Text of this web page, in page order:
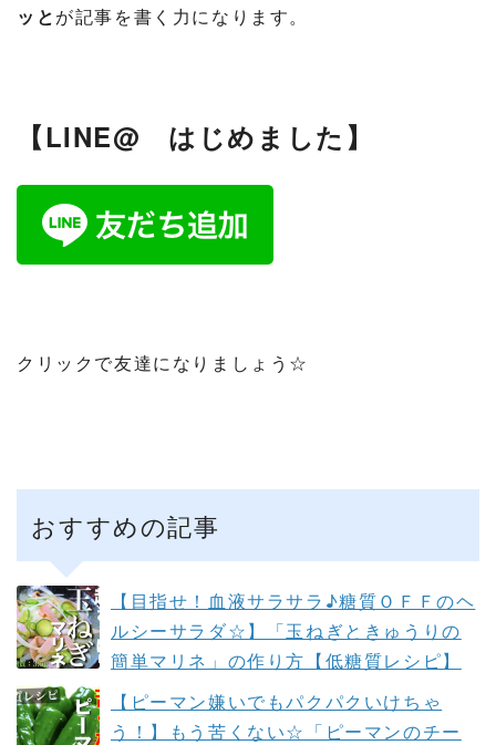
ッとが記事を書く力になります。
【LINE@ はじめました】
クリックで友達になりましょう☆
おすすめの記事
【目指せ！血液サラサラ♪糖質ＯＦＦのヘ
ルシーサラダ☆】「玉ねぎときゅうりの
簡単マリネ」の作り方【低糖質レシピ】
【ピーマン嫌いでもパクパクいけちゃ
う！】もう苦くない☆「ピーマンのチー